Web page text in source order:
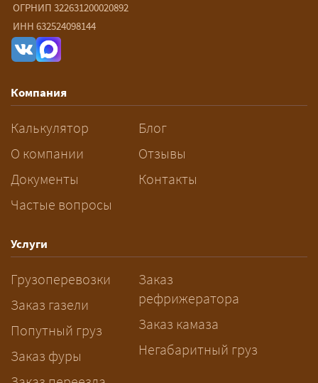
— От 60 ₽/км. Точная стоимость
рассчитывается индивидуально:
влияют габариты и вес груза,
разрешений и машин
сопровождения.
За сколько дней заказывать
перевозку негабарита?
— Заранее: только оформление
рабочих дней. Оставьте заявку
заблаговременно — логист
рассчитает маршрут и запустит
подготовку документов.
ОГРНИП 322631200020892
ИНН 632524098144
Компания
Калькулятор
О компании
Документы
Частые вопросы
Блог
Отзывы
Контакты
Услуги
Грузоперевозки
Заказ газели
Попутный груз
Заказ фуры
Заказ
рефрижератора
Заказ камаза
Негабаритный груз